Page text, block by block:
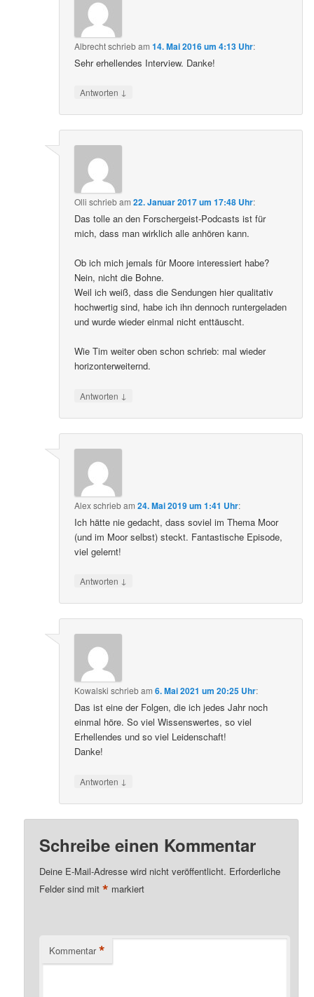
Albrechtschriebam14. Mai 2016 um 4:13 Uhr:
Sehr erhellendes Interview. Danke!
Antworten ↓
Olli schriebam22. Januar 2017 um 17:48 Uhr:
Das tolle an den Forschergeist-Podcasts ist für
mich, dass man wirklich alle anhören kann.
Ob ich mich jemals für Moore interessiert habe?
Nein, nicht die Bohne.
Weil ich weiß, dass die Sendungen hier qualitativ
hochwertig sind, habe ich ihn dennoch runtergeladen
und wurde wieder einmal nicht enttäuscht.
Wie Tim weiter oben schon schrieb: mal wieder
horizonterweiternd.
Antworten ↓
Alexschriebam24. Mai 2019 um 1:41 Uhr:
Ich hätte nie gedacht, dass soviel im Thema Moor
(und im Moor selbst) steckt. Fantastische Episode,
viel gelernt!
Antworten ↓
Kowalski schriebam6. Mai 2021 um 20:25 Uhr:
Das ist eine der Folgen, die ich jedes Jahr noch
einmal höre. So viel Wissenswertes, so viel
Erhellendes und so viel Leidenschaft!
Danke!
Antworten ↓
Schreibe einen Kommentar
Deine E-Mail-Adresse wird nicht veröffentlicht. Erforderliche
Felder sind mit* markiert
Kommentar *